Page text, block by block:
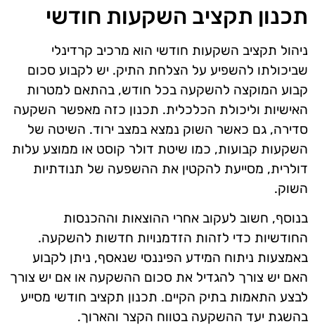
תכנון תקציב השקעות חודשי
ניהול תקציב השקעות חודשי הוא מרכיב קרדינלי
שביכולתו להשפיע על הצלחת התיק. יש לקבוע סכום
קבוע המוקצה להשקעה בכל חודש, בהתאם למטרות
האישיות וליכולת הכלכלית. תכנון כזה מאפשר השקעה
סדירה, גם כאשר השוק נמצא במצב ירוד. השיטה של
השקעות קבועות, כמו שיטת דולר קוסט או ממוצע עלות
דולרית, מסייעת להקטין את ההשפעה של תנודתיות
השוק.
בנוסף, חשוב לעקוב אחרי ההוצאות וההכנסות
החודשיות כדי לזהות הזדמנויות חדשות להשקעה.
באמצעות ניתוח המידע הפיננסי שנאסף, ניתן לקבוע
האם יש צורך להגדיל את סכום ההשקעה או אם יש צורך
לבצע התאמות בתיק הקיים. תכנון תקציב חודשי מסייע
בהשגת יעד ההשקעה בטווח הקצר והארוך.